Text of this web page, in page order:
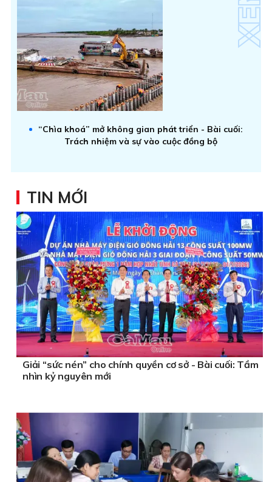
“Chìa khoá” mở không gian phát triển - Bài cuối:
Trách nhiệm và sự vào cuộc đồng bộ
TIN MỚI
Giải “sức nén” cho chính quyền cơ sở - Bài cuối: Tầm
nhìn kỷ nguyên mới